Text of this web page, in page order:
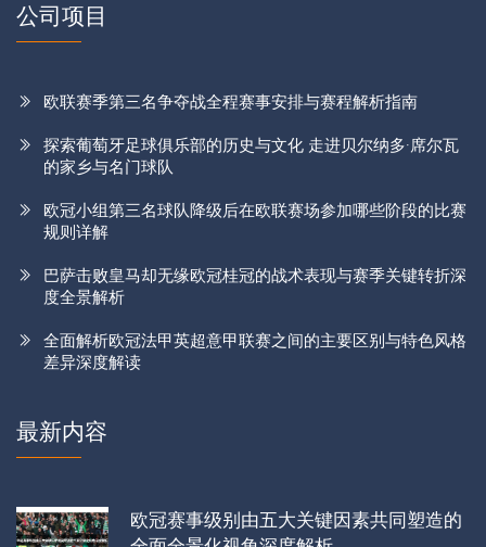
公司项目
欧联赛季第三名争夺战全程赛事安排与赛程解析指南
探索葡萄牙足球俱乐部的历史与文化 走进贝尔纳多·席尔瓦
的家乡与名门球队
欧冠小组第三名球队降级后在欧联赛场参加哪些阶段的比赛
规则详解
巴萨击败皇马却无缘欧冠桂冠的战术表现与赛季关键转折深
度全景解析
全面解析欧冠法甲英超意甲联赛之间的主要区别与特色风格
差异深度解读
最新内容
欧冠赛事级别由五大关键因素共同塑造的